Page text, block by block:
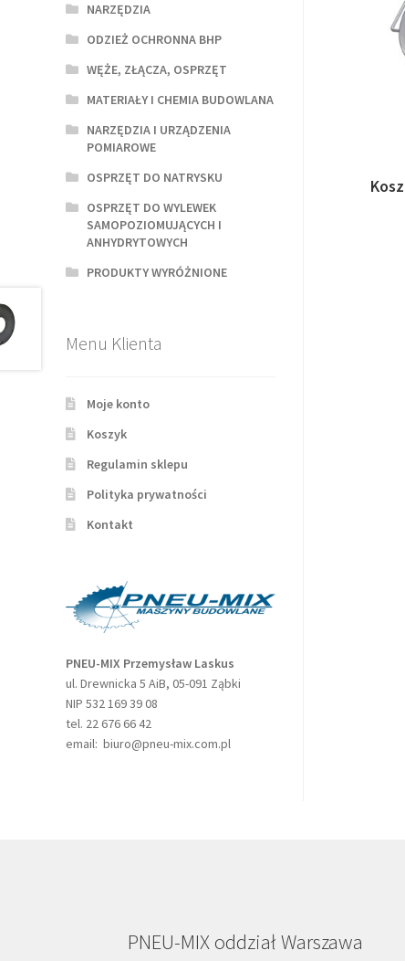
NARZĘDZIA
ODZIEŻ OCHRONNA BHP
WĘŻE, ZŁĄCZA, OSPRZĘT
MATERIAŁY I CHEMIA BUDOWLANA
NARZĘDZIA I URZĄDZENIA
POMIAROWE
OSPRZĘT DO NATRYSKU
OSPRZĘT DO WYLEWEK
SAMOPOZIOMUJĄCYCH I
ANHYDRYTOWYCH
PRODUKTY WYRÓŻNIONE
Menu Klienta
Moje konto
Koszyk
Regulamin sklepu
Polityka prywatności
Kontakt
PNEU-MIX Przemysław Laskus
ul. Drewnicka 5 AiB, 05-091 Ząbki
NIP 532 169 39 08
tel. 22 676 66 42
email: biuro@pneu-mix.com.pl
PNEU-MIX oddział Warszawa